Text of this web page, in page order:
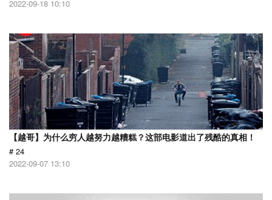
2022-09-18 10:10
【越哥】为什么穷人越努力越糟糕？这部电影道出了残酷的真相！
# 24
2022-09-07 13:10